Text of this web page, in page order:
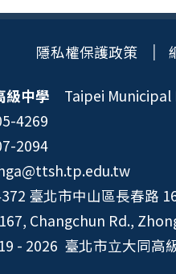
隱私權保護政策
級中學 Taipei Municipal
4269
2094
臺北市中山區長春路
Changchun Rd.,
- 2026 臺北市立大同高